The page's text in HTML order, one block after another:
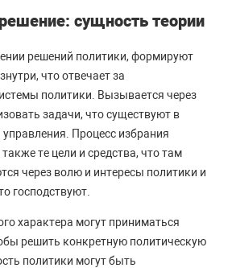
сущность теории
решений политики, формируют
что отвечает за
политики. Вызывается через
задачи, что существуют в
Процесс избрания
те цели и средства, что там
через волю и интересы политики и
господствуют.
характера могут приниматься
решить конкретную политическую
политики могут быть